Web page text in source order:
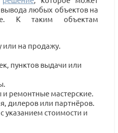
любых объектов на
К таким объектам
или на продажу.
пунктов выдачи или
ремонтные мастерские.
дилеров или партнёров.
указанием стоимости и